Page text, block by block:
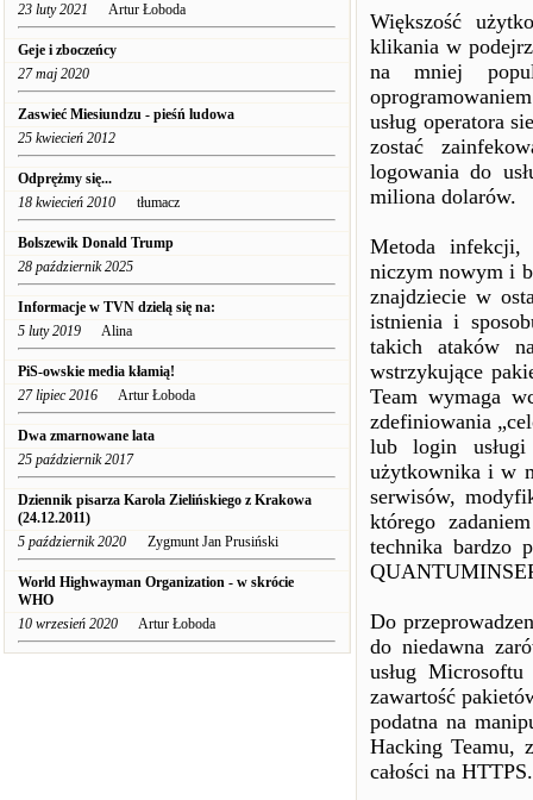
23 luty 2021 Artur Łoboda
Geje i zboczeńcy
27 maj 2020
Zaswieć Miesiundzu - pieśń ludowa
25 kwiecień 2012
Odprężmy się...
18 kwiecień 2010 tłumacz
Bolszewik Donald Trump
28 październik 2025
Informacje w TVN dzielą się na:
5 luty 2019 Alina
PiS-owskie media kłamią!
27 lipiec 2016 Artur Łoboda
Dwa zmarnowane lata
25 październik 2017
Dziennik pisarza Karola Zielińskiego z Krakowa
(24.12.2011)
5 październik 2020 Zygmunt Jan Prusiński
World Highwayman Organization - w skrócie
WHO
10 wrzesień 2020 Artur Łoboda
Większość
klikania w
na mniej
usług operatora
zostać
logowania do
miliona dolarów.
Metoda infekcji,
niczym nowym i
znajdziecie w
istnienia i
takich ataków
wstrzykujące
Team wymaga
zdefiniowania
lub login usługi
użytkownika i w
serwisów,
którego
technika bardzo
Do
do niedawna
usług
zawartość
podatna na
Hacking Teamu,
całości na HTTPS.